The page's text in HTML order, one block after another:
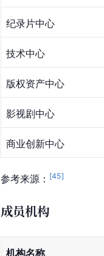
纪录片中心
技术中心
版权资产中心
影视剧中心
商业创新中心
参考来源： [45]
成员机构
机构名称